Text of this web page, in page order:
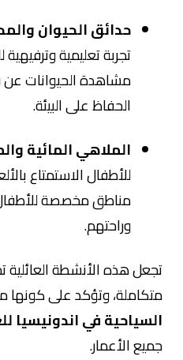
حدائق الحيوان
تجربة تعليمية
مشاهدة الحيوانات
الحفاظ على البيئة.
الملاهي المائية
للأطفال الاستمتاع
مناطق مخصصة
وراحتهم.
تجعل هذه الأنشطة العائلية
متكاملة، وتؤكد على كونها
السياحية في اندونيسيا
جميع الأعمار.